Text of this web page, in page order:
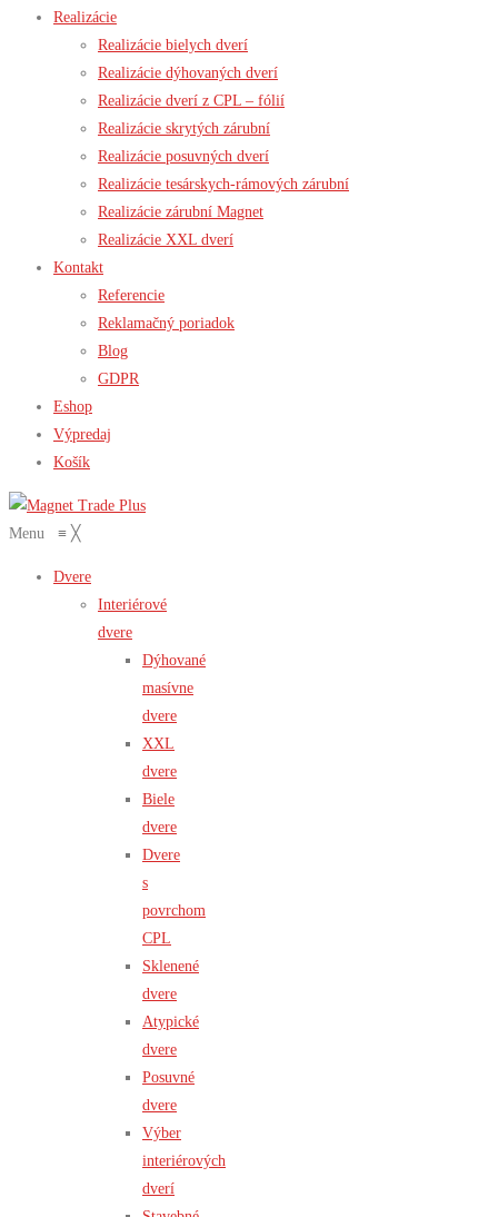
Realizácie
Realizácie bielych dverí
Realizácie dýhovaných dverí
Realizácie dverí z CPL – fólií
Realizácie skrytých zárubní
Realizácie posuvných dverí
Realizácie tesárskych-rámových zárubní
Realizácie zárubní Magnet
Realizácie XXL dverí
Kontakt
Referencie
Reklamačný poriadok
Blog
GDPR
Eshop
Výpredaj
Košík
Menu ≡ ╳
Dvere
Interiérové
dvere
Dýhované
masívne
dvere
XXL
dvere
Biele
dvere
Dvere
s
povrchom
CPL
Sklenené
dvere
Atypické
dvere
Posuvné
dvere
Výber
interiérových
dverí